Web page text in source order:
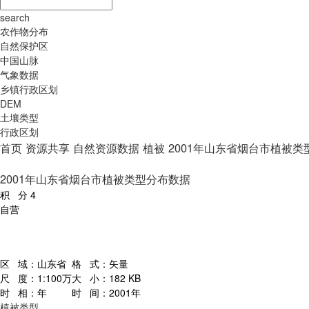
search
农作物分布
自然保护区
中国山脉
气象数据
乡镇行政区划
DEM
土壤类型
行政区划
首页 资源共享 自然资源数据 植被 2001年山东省烟台市植被类
2001年山东省烟台市植被类型分布数据
积 分 4
自营
区 域： 山东省 格 式： 矢量
尺 度： 1:100万大 小： 182 KB
时 相： 年 时 间： 2001年